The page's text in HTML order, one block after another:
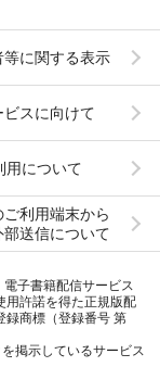
等に関する表示
スに向けて
用について
利用端末から
送信について
子書籍配信サービス
用許諾を得た正規版配
録商標（登録番号 第
掲示しているサービス